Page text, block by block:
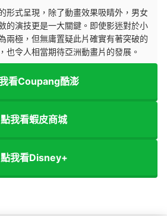
形式呈現，除了動畫效果吸睛外，男女
的演技更是一大關鍵。即使影迷對於小
兩極，但無庸置疑此片確實有著突破的
也令人相當期待亞洲動畫片的發展。
看Coupang酷澎
點我看蝦皮商城
點我看Disney+